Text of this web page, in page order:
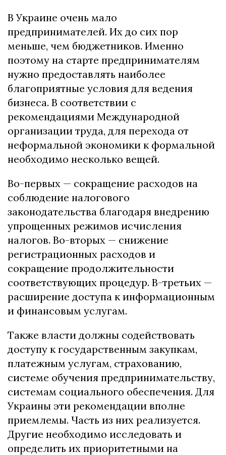
В Украине очень мало
предпринимателей. Их до сих пор
меньше, чем бюджетников. Именно
поэтому на старте предпринимателям
нужно предоставлять наиболее
благоприятные условия для ведения
бизнеса. В соответствии с
рекомендациями Международной
организации труда, для перехода от
неформальной экономики к формальной
необходимо несколько вещей.
Во-первых — сокращение расходов на
соблюдение налогового
законодательства благодаря внедрению
упрощенных режимов исчисления
налогов. Во-вторых — снижение
регистрационных расходов и
сокращение продолжительности
соответствующих процедур. В-третьих —
расширение доступа к информационным
и финансовым услугам.
Также власти должны содействовать
доступу к государственным закупкам,
платежным услугам, страхованию,
системе обучения предпринимательству,
системам социального обеспечения. Для
Украины эти рекомендации вполне
приемлемы. Часть из них реализуется.
Другие необходимо исследовать и
определить их приоритетными на